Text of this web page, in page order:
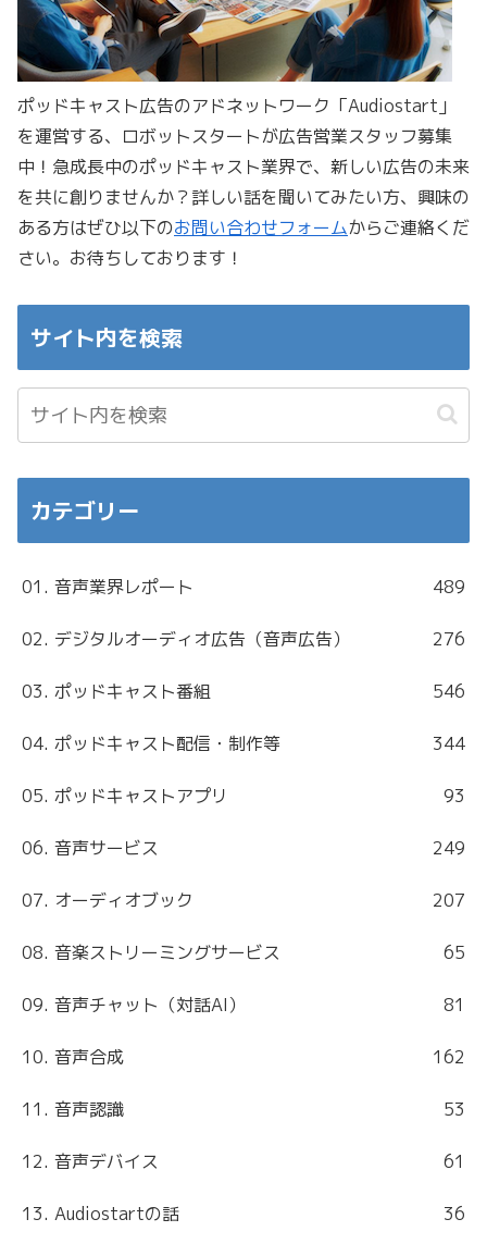
ポッドキャスト広告のアドネットワーク「Audiostart」
を運営する、ロボットスタートが広告営業スタッフ募集
中！急成長中のポッドキャスト業界で、新しい広告の未来
を共に創りませんか？詳しい話を聞いてみたい方、興味の
ある方はぜひ以下のお問い合わせフォームからご連絡くだ
さい。お待ちしております！
サイト内を検索
カテゴリー
01. 音声業界レポート 489
02. デジタルオーディオ広告（音声広告） 276
03. ポッドキャスト番組 546
04. ポッドキャスト配信・制作等 344
05. ポッドキャストアプリ 93
06. 音声サービス 249
07. オーディオブック 207
08. 音楽ストリーミングサービス 65
09. 音声チャット（対話AI） 81
10. 音声合成 162
11. 音声認識 53
12. 音声デバイス 61
13. Audiostartの話 36